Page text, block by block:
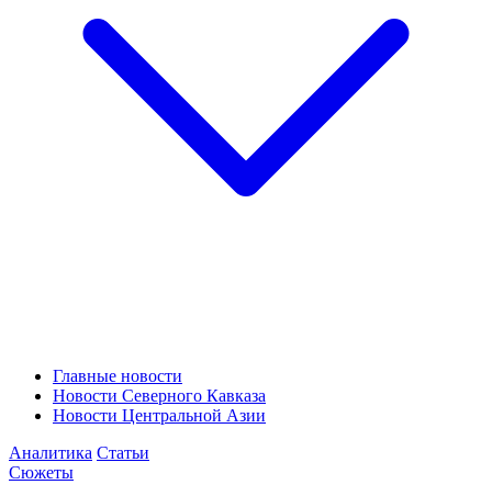
Главные новости
Новости Северного Кавказа
Новости Центральной Азии
Аналитика Статьи
Сюжеты